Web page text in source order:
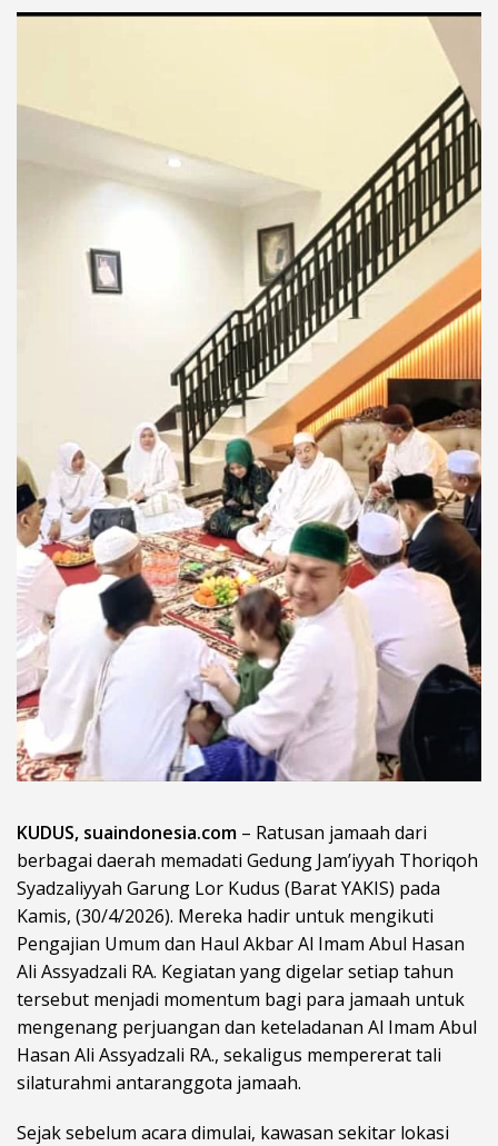
KUDUS, suaindonesia.com – Ratusan jamaah dari
berbagai daerah memadati Gedung Jam’iyyah Thoriqoh
Syadzaliyyah Garung Lor Kudus (Barat YAKIS) pada
Kamis, (30/4/2026). Mereka hadir untuk mengikuti
Pengajian Umum dan Haul Akbar Al Imam Abul Hasan
Ali Assyadzali RA. Kegiatan yang digelar setiap tahun
tersebut menjadi momentum bagi para jamaah untuk
mengenang perjuangan dan keteladanan Al Imam Abul
Hasan Ali Assyadzali RA., sekaligus mempererat tali
silaturahmi antaranggota jamaah.
Sejak sebelum acara dimulai, kawasan sekitar lokasi